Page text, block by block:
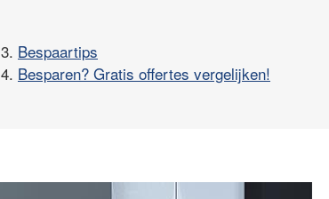
3. Bespaartips
4. Besparen? Gratis offertes vergelijken!